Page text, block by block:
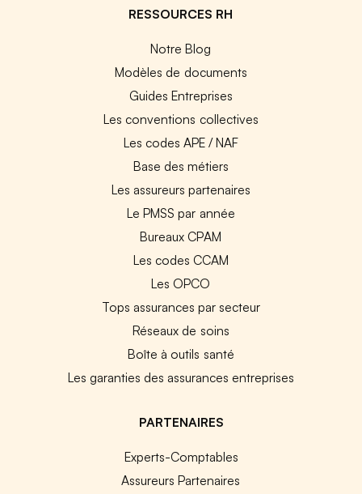
RESSOURCES RH
Notre Blog
Modèles de documents
Guides Entreprises
Les conventions collectives
Les codes APE / NAF
Base des métiers
Les assureurs partenaires
Le PMSS par année
Bureaux CPAM
Les codes CCAM
Les OPCO
Tops assurances par secteur
Réseaux de soins
Boîte à outils santé
Les garanties des assurances entreprises
PARTENAIRES
Experts-Comptables
Assureurs Partenaires